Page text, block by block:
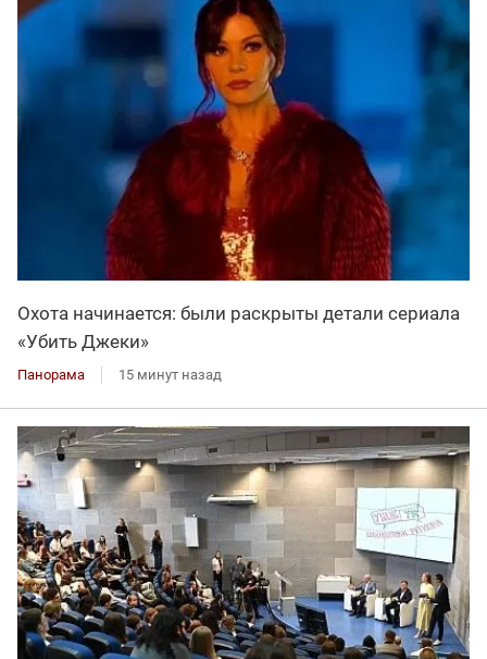
Охота начинается: были раскрыты детали сериала
«Убить Джеки»
Панорама 15 минут назад